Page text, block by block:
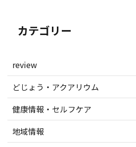
カテゴリー
review
どじょう・アクアリウム
健康情報・セルフケア
地域情報